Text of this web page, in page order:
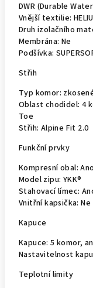
DWR (Durable
Vnější textilie:
Druh izolačního
Membrána:Ne
Podšívka:
Střih
Typ komor:
Oblast chodidel: 4
Toe
Střih: Alpine Fit 2.0
Funkční prvky
Kompresní obal:Ano
Model zipu: YKK®
Stahovací límec:
Vnitřní kapsička:Ne
Kapuce
Kapuce:5 komor,
Nastavitelnost
Teplotní limity